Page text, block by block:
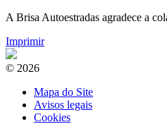
A Brisa Autoestradas agradece a
Imprimir
© 2026
Mapa do Site
Avisos legais
Cookies